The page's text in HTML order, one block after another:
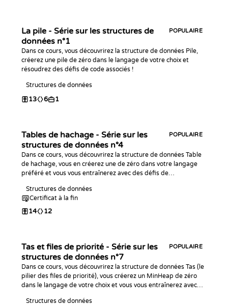
La pile - Série sur les structures de
données n°1
POPULAIRE
Dans ce cours, vous découvrirez la structure de données Pile,
créerez une pile de zéro dans le langage de votre choix et
résoudrez des défis de code associés !
Structures de données
13 6 1
Tables de hachage - Série sur les
structures de données n°4
POPULAIRE
Dans ce cours, vous découvrirez la structure de données Table
de hachage, vous en créerez une de zéro dans votre langage
préféré et vous vous entraînerez avec des défis de
Structures de données
Certificat à la fin
14 12
Tas et files de priorité - Série sur les
structures de données n°7
POPULAIRE
Dans ce cours, vous découvrirez la structure de données Tas (le
pilier des files de priorité), vous créerez un MinHeap de zéro
dans le langage de votre choix et vous vous entraînerez avec
Structures de données